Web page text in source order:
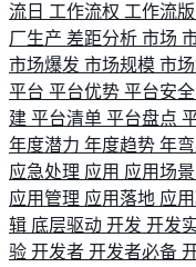
流日 工作流权 工作流版
厂生产 差距分析 市场
市场爆发 市场规模 市
平台 平台优势 平台安全
建 平台清单 平台盘点
年度潜力 年度趋势 年
应急处理 应用 应用场景
应用管理 应用落地 应
辑 底层驱动 开发 开发
验 开发者 开发者必备